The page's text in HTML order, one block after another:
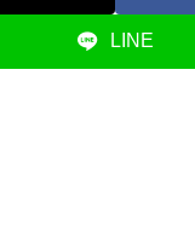
LINE